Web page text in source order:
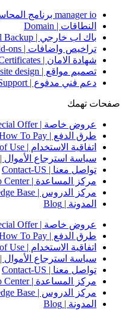
manager io برنامج المحاسبة المجاني
النطاقات | Domain
باك اب خارجي | External Backup
تراخيص واضافات | Licenses And Add-ons
شهادة الامان | SSL Certificates
تصميم مواقع | Website design
دعم فني مدفوع | External Support
صفحات تهمك
عروض خاصة | Special Offer
طرق الدفع | How To Pay
اتفاقية الاستخدام | Terms of Use
سياسة استرجاع الأموال | Refund Policy
تواصل معنا | Contact-US
مركز المساعدة | Help Center
مركز الدروس | Knowledge Base
المدونة | Blog
عروض خاصة | Special Offer
طرق الدفع | How To Pay
اتفاقية الاستخدام | Terms of Use
سياسة استرجاع الأموال | Refund Policy
تواصل معنا | Contact-US
مركز المساعدة | Help Center
مركز الدروس | Knowledge Base
المدونة | Blog